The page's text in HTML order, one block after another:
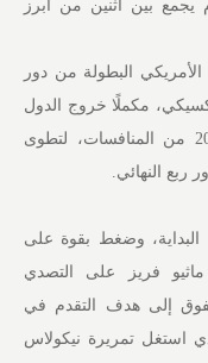
يجمع بين اثنين من أبرز
البطولة من دور
مكملًا خروج الدول
الثلاث المستضيفة لنهائيات كأس العالم 2026 من المنافسات، لتطوى
النهائي.
وضغط بقوة على
فريز على التصدي
إلى هدف التقدم في
استغل تمريرة نيكولاس